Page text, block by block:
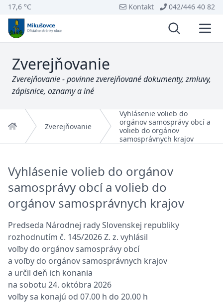
17,6 °C Kontakt 042/446 40 82
Vyhľadávanie
Zverejňovanie
Zverejňovanie - povinne zverejňované dokumenty, zmluvy,
zápisnice, oznamy a iné
Domov Zverejňovanie
Vyhlásenie volieb do
orgánov samosprávy obcí a
volieb do orgánov
samosprávnych krajov
Vyhlásenie volieb do orgánov
samosprávy obcí a volieb do
orgánov samosprávnych krajov
Predseda Národnej rady Slovenskej republiky
rozhodnutím č. 145/2026 Z. z. vyhlásil
voľby do orgánov samosprávy obcí
a voľby do orgánov samosprávnych krajov
a určil deň ich konania
na sobotu 24. októbra 2026
voľby sa konajú od 07.00 h do 20.00 h